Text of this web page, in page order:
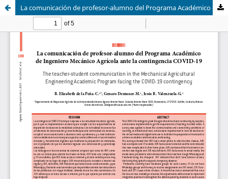
La comunicación de profesor-alumno del Programa Académico de Ingeniero Mecánico Agrícola ante la contingencia COVID-19